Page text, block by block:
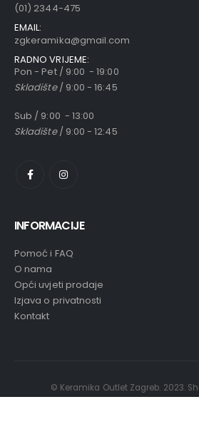
(01) 2344-475
EMAIL:
zgkeramika@gmail.com
RADNO VRIJEME:
Pon - Pet / 9:00 - 19:00
Skladište/ 9:00 - 16:45
Sub / 9:00 - 13:00
Skladište/ 9:00 - 12:45
INFORMACIJE
Pomoć i FAQ
O nama
Opći uvjeti prodaje
Izjava o privatnosti
Kontakt
© Keramika Outlet Zagreb. 2023.